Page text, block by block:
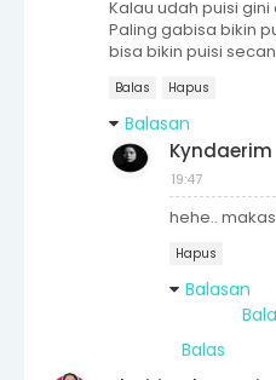
Kalau udah puisi
Paling gabisa bikin
bisa bikin puisi
Balas Hapus
Balasan
Kyndaerim
19:47
hehe..
Hapus
Balasan
Balas